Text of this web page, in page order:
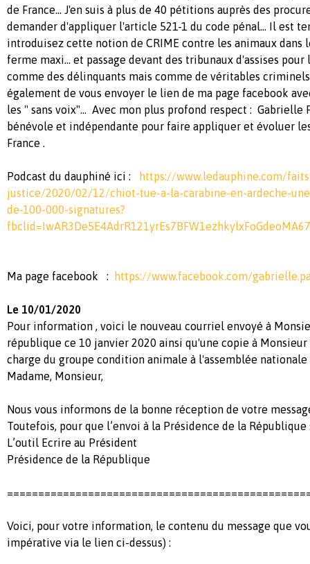
de France... J'en suis à plus de 40 pétitions auprès des
demander d'appliquer l'article 521-1 du code pénal... Il est
introduisez cette notion de CRIME contre les animaux dans
ferme maxi... et passage devant des tribunaux d'assises
comme des délinquants mais comme de véritables
également de vous envoyer le lien de ma page facebook
les " sans voix"... Avec mon plus profond respect :
bénévole et indépendante pour faire appliquer et évoluer
France .
Podcast du dauphiné ici :
https://www.ledauphine.com/
justice/2020/02/12/chiot-tue-a-la-carabine-en-ardeche-
de-100-000-signatures?
Ma page facebook : https://www.facebook.com/
Le 10/01/2020
Pour information , voici le nouveau courriel envoyé à
république ce 10 janvier 2020 ainsi qu'une copie à
charge du groupe condition animale à l'assemblée
Madame, Monsieur,
Nous vous informons de la bonne réception de votre
Toutefois, pour que l’envoi à la Présidence de la
L’outil Ecrire au Président
Présidence de la République
Voici, pour votre information, le contenu du message que
impérative via le lien ci-dessus) :